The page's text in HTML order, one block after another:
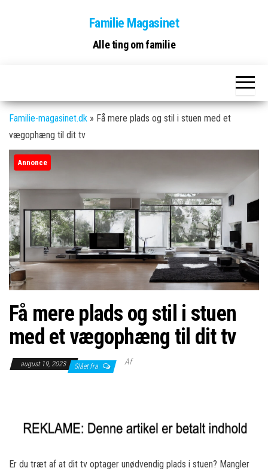
Familie Magasinet
Alle ting om familie
Familie-magasinet.dk » Få mere plads og stil i stuen med et
vægophæng til dit tv
Annonce
Få mere plads og stil i stuen
med et vægophæng til dit tv
august 19, 2023 Slået fra Af
Er du træt af at dit tv optager unødvendig plads i stuen? Mangler